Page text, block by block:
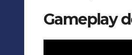
Gameplay